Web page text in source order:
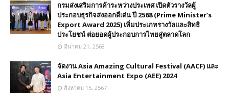
กรมส่งเสริมการค้าระหว่างประเทศ เปิดตัวรางวัลผู้
ประกอบธุรกิจส่งออกดีเด่น ปี 2568 (Prime Minister’s
Export Award 2025) เพิ่มประเภทรางวัลและสิทธิ
ประโยชน์ ต่อยอดผู้ประกอบการไทยสู่ตลาดโลก
มีนาคม 21, 2568
จัดงาน Asia Amazing Cultural Festival (AACF) และ
Asia Entertainment Expo (AEE) 2024
สิงหาคม 15, 2567